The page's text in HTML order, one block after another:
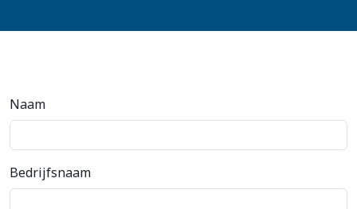
Naam
Bedrijfsnaam